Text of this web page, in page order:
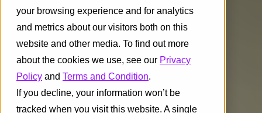
your browsing experience and for analytics
and metrics about our visitors both on this
website and other media. To find out more
about the cookies we use, see our Privacy
Policy and Terms and Condition.
If you decline, your information won’t be
tracked when you visit this website. A single